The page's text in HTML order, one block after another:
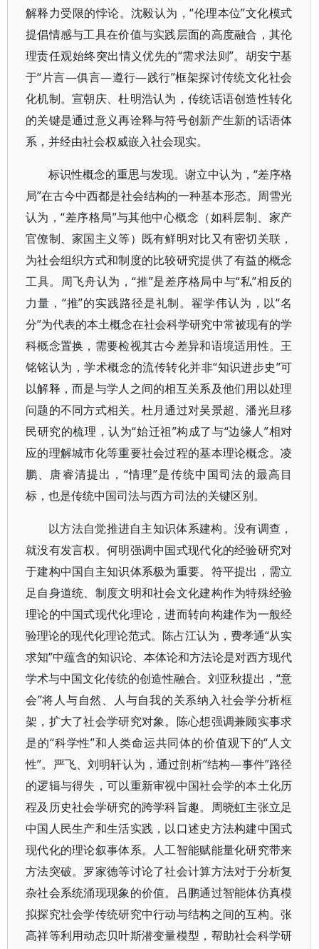
解释力受限的悖论。沈毅认为，“伦理本位”文化模式
提倡情感与工具在价值与实践层面的高度融合，其伦
理责任观始终突出情义优先的“需求法则”。胡安宁基
于“片言—俱言—遵行—践行”框架探讨传统文化社会
化机制。宣朝庆、杜明浩认为，传统话语创造性转化
的关键是通过意义再诠释与符号创新产生新的话语体
系，并经由社会权威嵌入社会现实。
标识性概念的重思与发现。谢立中认为，“差序格
局”在古今中西都是社会结构的一种基本形态。周雪光
认为，“差序格局”与其他中心概念（如科层制、家产
官僚制、家国主义等）既有鲜明对比又有密切关联，
为社会组织方式和制度的比较研究提供了有益的概念
工具。周飞舟认为，“推”是差序格局中与“私”相反的
力量，“推”的实践路径是礼制。翟学伟认为，以“名
分”为代表的本土概念在社会科学研究中常被现有的学
科概念置换，需要检视其古今差异和语境适用性。王
铭铭认为，学术概念的流传转化并非“知识进步史”可
以解释，而是与学人之间的相互关系及他们用以处理
问题的不同方式相关。杜月通过对吴景超、潘光旦移
民研究的梳理，认为“始迁祖”构成了与“边缘人”相对
应的理解城市化等重要社会过程的基本理论概念。凌
鹏、唐睿清提出，“情理”是传统中国司法的最高目
标，也是传统中国司法与西方司法的关键区别。
以方法自觉推进自主知识体系建构。没有调查，
就没有发言权。何明强调中国式现代化的经验研究对
于建构中国自主知识体系极为重要。符平提出，需立
足自身道统、制度文明和社会文化建构作为特殊经验
理论的中国式现代化理论，进而转向构建作为一般经
验理论的现代化理论范式。陈占江认为，费孝通“从实
求知”中蕴含的知识论、本体论和方法论是对西方现代
学术与中国文化传统的创造性融合。刘亚秋提出，“意
会”将人与自然、人与自我的关系纳入社会学分析框
架，扩大了社会学研究对象。陈心想强调兼顾实事求
是的“科学性”和人类命运共同体的价值观下的“人文
性”。严飞、刘明轩认为，通过剖析“结构—事件”路径
的逻辑与得失，可以重新审视中国社会学的本土化历
程及历史社会学研究的跨学科旨趣。周晓虹主张立足
中国人民生产和生活实践，以口述史方法构建中国式
现代化的理论叙事体系。人工智能赋能量化研究带来
方法突破。罗家德等讨论了社会计算方法对于分析复
杂社会系统涌现现象的价值。吕鹏通过智能体仿真模
拟探究社会学传统研究中行动与结构之间的互构。张
高祥等利用动态贝叶斯潜变量模型，帮助社会科学研